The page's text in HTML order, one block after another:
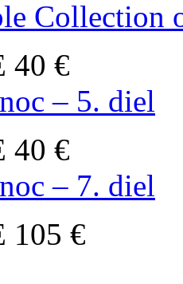
Collection
40 €
– 5. diel
40 €
– 7. diel
105 €